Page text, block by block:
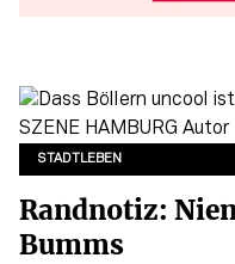
STADTLEBEN
Randnotiz:
Bumms